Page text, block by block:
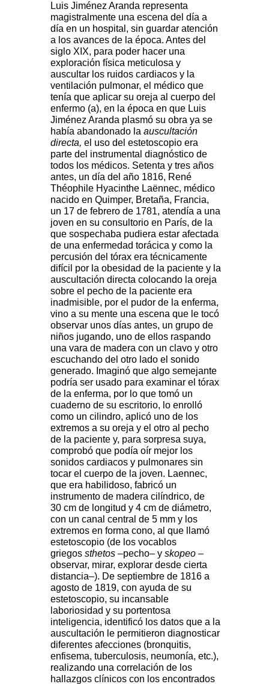
Luis Jiménez Aranda representa
magistralmente una escena del día a
día en un hospital, sin guardar atención
a los avances de la época. Antes del
siglo XIX, para poder hacer una
exploración física meticulosa y
auscultar los ruidos cardiacos y la
ventilación pulmonar, el médico que
tenía que aplicar su oreja al cuerpo del
enfermo (a), en la época en que Luis
Jiménez Aranda plasmó su obra ya se
había abandonado la auscultación
directa, el uso del estetoscopio era
parte del instrumental diagnóstico de
todos los médicos. Setenta y tres años
antes, un día del año 1816, René
Théophile Hyacinthe Laënnec, médico
nacido en Quimper, Bretaña, Francia,
un 17 de febrero de 1781, atendía a una
joven en su consultorio en París, de la
que sospechaba pudiera estar afectada
de una enfermedad torácica y como la
percusión del tórax era técnicamente
difícil por la obesidad de la paciente y la
auscultación directa colocando la oreja
sobre el pecho de la paciente era
inadmisible, por el pudor de la enferma,
vino a su mente una escena que le tocó
observar unos días antes, un grupo de
niños jugando, uno de ellos raspando
una vara de madera con un clavo y otro
escuchando del otro lado el sonido
generado. Imaginó que algo semejante
podría ser usado para examinar el tórax
de la enferma, por lo que tomó un
cuaderno de su escritorio, lo enrolló
como un cilindro, aplicó uno de los
extremos a su oreja y el otro al pecho
de la paciente y, para sorpresa suya,
comprobó que podía oír mejor los
sonidos cardiacos y pulmonares sin
tocar el cuerpo de la joven. Laennec,
que era habilidoso, fabricó un
instrumento de madera cilíndrico, de
30 cm de longitud y 4 cm de diámetro,
con un canal central de 5 mm y los
extremos en forma cono, al que llamó
estetoscopio (de los vocablos
griegos sthetos –pecho– y skopeo –
observar, mirar, explorar desde cierta
distancia–). De septiembre de 1816 a
agosto de 1819, con ayuda de su
estetoscopio, su incansable
laboriosidad y su portentosa
inteligencia, identificó los datos que a la
auscultación le permitieron diagnosticar
diferentes afecciones (bronquitis,
enfisema, tuberculosis, neumonía, etc.),
realizando una correlación de los
hallazgos clínicos con los encontrados